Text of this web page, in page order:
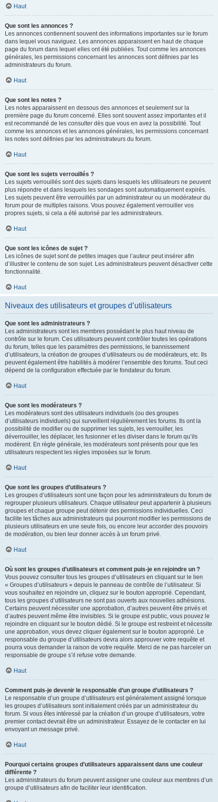
Haut
Que sont les annonces ?
Les annonces contiennent souvent des informations importantes sur le forum
dans lequel vous naviguez. Les annonces apparaissent en haut de chaque
page du forum dans lequel elles ont été publiées. Tout comme les annonces
générales, les permissions concernant les annonces sont définies par les
administrateurs du forum.
Haut
Que sont les notes ?
Les notes apparaissent en dessous des annonces et seulement sur la
première page du forum concerné. Elles sont souvent assez importantes et il
est recommandé de les consulter dès que vous en avez la possibilité. Tout
comme les annonces et les annonces générales, les permissions concernant
les notes sont définies par les administrateurs du forum.
Haut
Que sont les sujets verrouillés ?
Les sujets verrouillés sont des sujets dans lesquels les utilisateurs ne peuvent
plus répondre et dans lesquels les sondages sont automatiquement expirés.
Les sujets peuvent être verrouillés par un administrateur ou un modérateur du
forum pour de multiples raisons. Vous pouvez également verrouiller vos
propres sujets, si cela a été autorisé par les administrateurs.
Haut
Que sont les icônes de sujet ?
Les icônes de sujet sont de petites images que l’auteur peut insérer afin
d’illustrer le contenu de son sujet. Les administrateurs peuvent désactiver cette
fonctionnalité.
Haut
Niveaux des utilisateurs et groupes d’utilisateurs
Que sont les administrateurs ?
Les administrateurs sont les membres possédant le plus haut niveau de
contrôle sur le forum. Ces utilisateurs peuvent contrôler toutes les opérations
du forum, telles que les paramètres des permissions, le bannissement
d’utilisateurs, la création de groupes d’utilisateurs ou de modérateurs, etc. Ils
peuvent également être habilités à modérer l’ensemble des forums. Tout ceci
dépend de la configuration effectuée par le fondateur du forum.
Haut
Que sont les modérateurs ?
Les modérateurs sont des utilisateurs individuels (ou des groupes
d’utilisateurs individuels) qui surveillent régulièrement les forums. Ils ont la
possibilité de modifier ou de supprimer les sujets, les verrouiller, les
déverrouiller, les déplacer, les fusionner et les diviser dans le forum qu’ils
modèrent. En règle générale, les modérateurs sont présents pour que les
utilisateurs respectent les règles imposées sur le forum.
Haut
Que sont les groupes d’utilisateurs ?
Les groupes d’utilisateurs sont une façon pour les administrateurs du forum de
regrouper plusieurs utilisateurs. Chaque utilisateur peut appartenir à plusieurs
groupes et chaque groupe peut détenir des permissions individuelles. Ceci
facilite les tâches aux administrateurs qui pourront modifier les permissions de
plusieurs utilisateurs en une seule fois, ou encore leur accorder des pouvoirs
de modération, ou bien leur donner accès à un forum privé.
Haut
Où sont les groupes d’utilisateurs et comment puis-je en rejoindre un ?
Vous pouvez consulter tous les groupes d’utilisateurs en cliquant sur le lien
« Groupes d’utilisateurs » depuis le panneau de contrôle de l’utilisateur. Si
vous souhaitez en rejoindre un, cliquez sur le bouton approprié. Cependant,
tous les groupes d’utilisateurs ne sont pas ouverts aux nouvelles adhésions.
Certains peuvent nécessiter une approbation, d’autres peuvent être privés et
d’autres peuvent même être invisibles. Si le groupe est public, vous pouvez le
rejoindre en cliquant sur le bouton dédié. Si le groupe est restreint et nécessite
une approbation, vous devez cliquer également sur le bouton approprié. Le
responsable du groupe d’utilisateurs devra alors approuver votre requête et
pourra vous demander la raison de votre requête. Merci de ne pas harceler un
responsable de groupe s’il refuse votre demande.
Haut
Comment puis-je devenir le responsable d’un groupe d’utilisateurs ?
Le responsable d’un groupe d’utilisateurs est généralement assigné lorsque
les groupes d’utilisateurs sont initialement créés par un administrateur du
forum. Si vous êtes intéressé par la création d’un groupe d’utilisateurs, votre
premier contact devrait être un administrateur. Essayez de le contacter en lui
envoyant un message privé.
Haut
Pourquoi certains groupes d’utilisateurs apparaissent dans une couleur
différente ?
Les administrateurs du forum peuvent assigner une couleur aux membres d’un
groupe d’utilisateurs afin de faciliter leur identification.